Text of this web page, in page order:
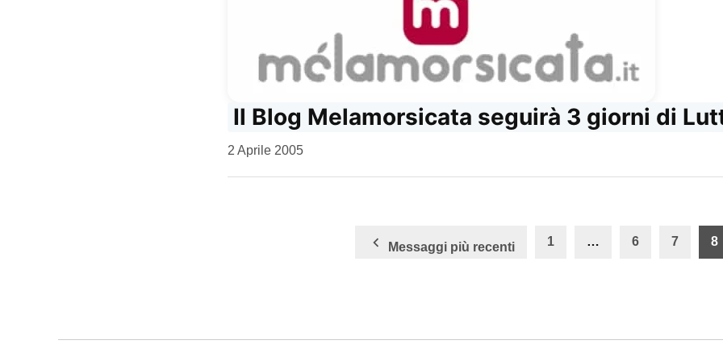
Il Blog Melamorsicata seguirà 3 giorni di
da
2 Aprile 2005
PaginazioneMessaggi più recenti 1 … 6 7 8